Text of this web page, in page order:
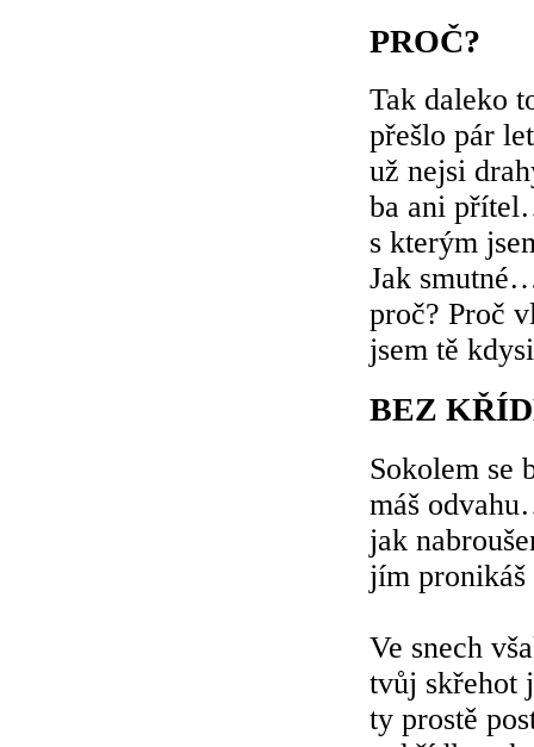
PROČ?
Tak daleko
přešlo pár
už nejsi
ba ani
s kterým
Jak
proč? Proč
jsem tě
BEZ
Sokolem se
máš
jak
jím
Ve snech
tvůj skřehot
ty prostě